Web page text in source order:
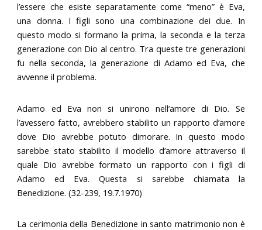
l’essere che esiste separatamente come “meno” è Eva,
una donna. I figli sono una combinazione dei due. In
questo modo si formano la prima, la seconda e la terza
generazione con Dio al centro. Tra queste tre generazioni
fu nella seconda, la generazione di Adamo ed Eva, che
avvenne il problema.
Adamo ed Eva non si unirono nell’amore di Dio. Se
l’avessero fatto, avrebbero stabilito un rapporto d’amore
dove Dio avrebbe potuto dimorare. In questo modo
sarebbe stato stabilito il modello d’amore attraverso il
quale Dio avrebbe formato un rapporto con i figli di
Adamo ed Eva. Questa si sarebbe chiamata la
Benedizione. (32-239, 19.7.1970)
La cerimonia della Benedizione in santo matrimonio non è